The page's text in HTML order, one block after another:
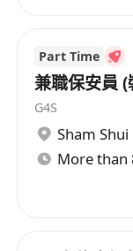
Part Time
兼職保安員 (
G4S
Sham Shui
More than